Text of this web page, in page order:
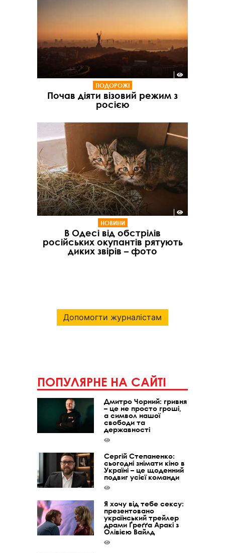
ПОДОРОЖІ
Почав діяти візовий режим з
росією
НОВИНИ
В Одесі від обстрілів
російських окупантів рятують
диких звірів – фото
Допомогти журналістам
ПОПУЛЯРНЕ НА САЙТІ
Дмитро Чорний: гривня
– це не просто гроші,
а символ нашої
свободи та
державності
Сергій Степаненко:
сьогодні знімати кіно в
Україні – це щоденний
подвиг усієї команди
Я хочу від тебе сексу:
презентовано
український трейлер
драми Ґреґґа Аракі з
Олівією Вайлд